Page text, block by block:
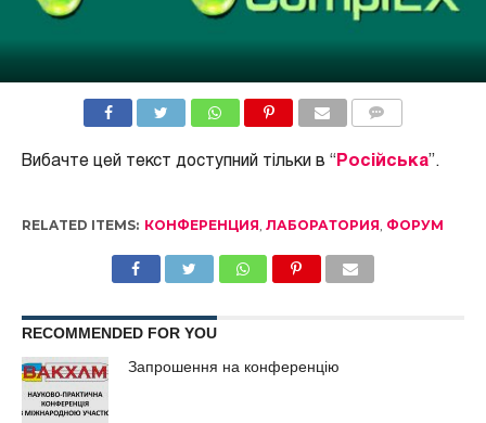
Вибачте цей текст доступний тільки в “Російська”.
RELATED ITEMS: КОНФЕРЕНЦИЯ ЛАБОРАТОРИЯ ФОРУМ
RECOMMENDED FOR YOU
Запрошення на конференцію